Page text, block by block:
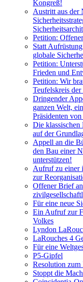
Kongreß!
Austritt aus der
Petition:
Statt
globale
Petition:
Frieden und
Petition: Wir
Teufelskreis
Dringender
ganzen Welt,
Präsidenten
Die
auf der
Appell an die
den Bau einer
unterstützen!
Aufruf zu einer
zur
Offener Brief
Für eine neue
Ein Aufruf zur
Volkes
Lyndon
LaRouches 4
Für eine
P5-Gipfel
Resolution zum
Stoppt die